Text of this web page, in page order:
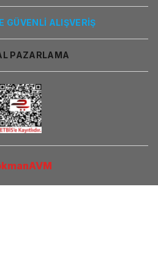
GÜVENLİ ALIŞVERİŞ
PAZARLAMA